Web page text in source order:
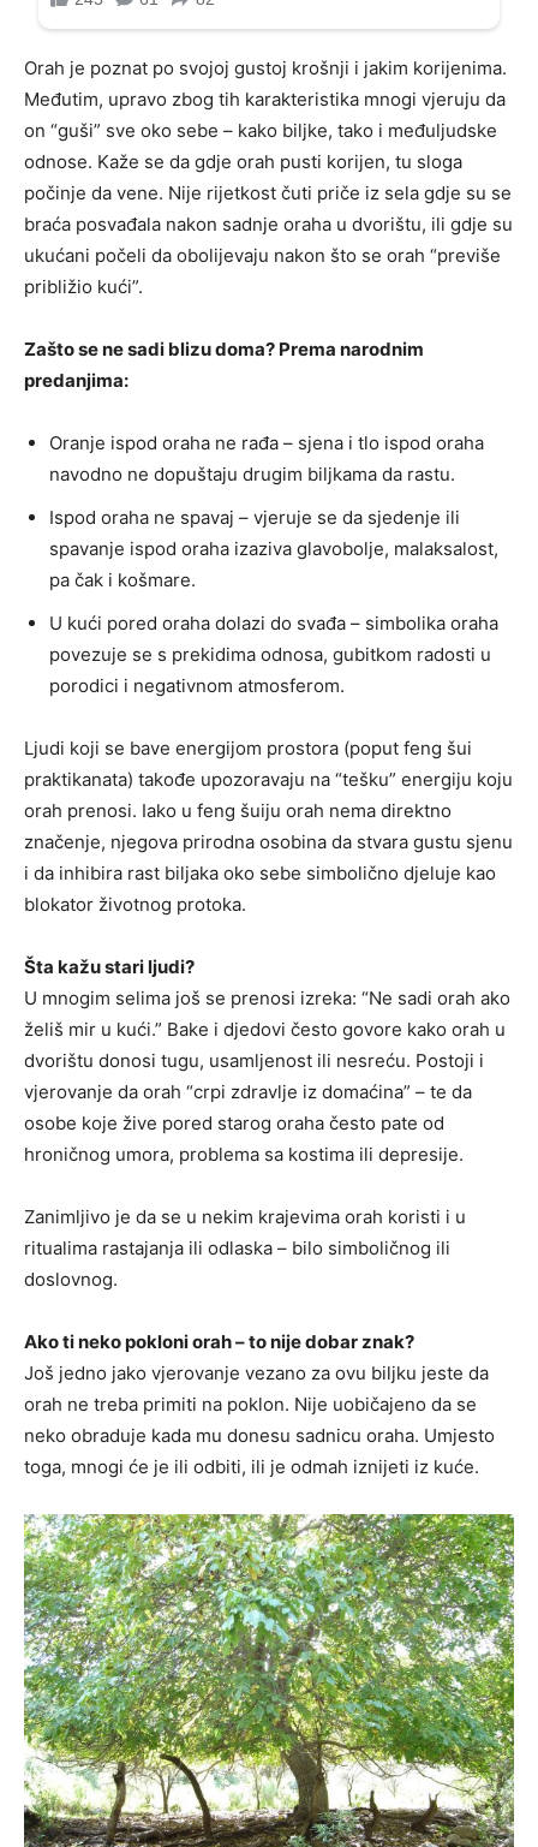
Orah je poznat po svojoj gustoj krošnji i jakim korijenima.
Međutim, upravo zbog tih karakteristika mnogi vjeruju da
on “guši” sve oko sebe – kako biljke, tako i međuljudske
odnose. Kaže se da gdje orah pusti korijen, tu sloga
počinje da vene. Nije rijetkost čuti priče iz sela gdje su se
braća posvađala nakon sadnje oraha u dvorištu, ili gdje su
ukućani počeli da obolijevaju nakon što se orah “previše
približio kući”.
Zašto se ne sadi blizu doma? Prema narodnim
predanjima:
Oranje ispod oraha ne rađa – sjena i tlo ispod oraha
navodno ne dopuštaju drugim biljkama da rastu.
Ispod oraha ne spavaj – vjeruje se da sjedenje ili
spavanje ispod oraha izaziva glavobolje, malaksalost,
pa čak i košmare.
U kući pored oraha dolazi do svađa – simbolika oraha
povezuje se s prekidima odnosa, gubitkom radosti u
porodici i negativnom atmosferom.
Ljudi koji se bave energijom prostora (poput feng šui
praktikanata) takođe upozoravaju na “tešku” energiju koju
orah prenosi. Iako u feng šuiju orah nema direktno
značenje, njegova prirodna osobina da stvara gustu sjenu
i da inhibira rast biljaka oko sebe simbolično djeluje kao
blokator životnog protoka.
Šta kažu stari ljudi?
U mnogim selima još se prenosi izreka: “Ne sadi orah ako
želiš mir u kući.” Bake i djedovi često govore kako orah u
dvorištu donosi tugu, usamljenost ili nesreću. Postoji i
vjerovanje da orah “crpi zdravlje iz domaćina” – te da
osobe koje žive pored starog oraha često pate od
hroničnog umora, problema sa kostima ili depresije.
Zanimljivo je da se u nekim krajevima orah koristi i u
ritualima rastajanja ili odlaska – bilo simboličnog ili
doslovnog.
Ako ti neko pokloni orah – to nije dobar znak?
Još jedno jako vjerovanje vezano za ovu biljku jeste da
orah ne treba primiti na poklon. Nije uobičajeno da se
neko obraduje kada mu donesu sadnicu oraha. Umjesto
toga, mnogi će je ili odbiti, ili je odmah iznijeti iz kuće.